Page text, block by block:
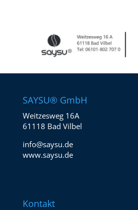
SAYSU® GmbH
Weitzesweg 16A
61118 Bad Vilbel
info@saysu.de
www.saysu.de
Kontakt